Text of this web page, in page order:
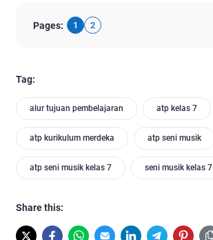
Pages: 1 2
Tag:
alur tujuan pembelajaran atp kelas 7
atp kurikulum merdeka atp seni musik
atp seni musik kelas 7 seni musik kelas 7
Share this: